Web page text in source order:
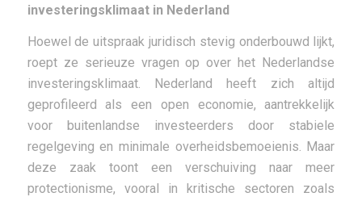
investeringsklimaat in Nederland
Hoewel de uitspraak juridisch stevig onderbouwd lijkt,
roept ze serieuze vragen op over het Nederlandse
investeringsklimaat. Nederland heeft zich altijd
geprofileerd als een open economie, aantrekkelijk
voor buitenlandse investeerders door stabiele
regelgeving en minimale overheidsbemoeienis. Maar
deze zaak toont een verschuiving naar meer
protectionisme, vooral in kritische sectoren zoals